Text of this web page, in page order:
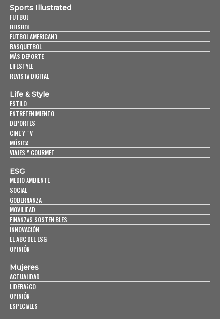
Sports Illustrated
FUTBOL
BEISBOL
FUTBOL AMERICANO
BASQUETBOL
MÁS DEPORTE
LIFESTYLE
REVISTA DIGITAL
Life & Style
ESTILO
ENTRETENIMIENTO
DEPORTES
CINE Y TV
MÚSICA
VIAJES Y GOURMET
ESG
MEDIO AMBIENTE
SOCIAL
GOBERNANZA
MOVILIDAD
FINANZAS SOSTENIBLES
INNOVACIÓN
EL ABC DEL ESG
OPINIÓN
Mujeres
ACTUALIDAD
LIDERAZGO
OPINIÓN
ESPECIALES